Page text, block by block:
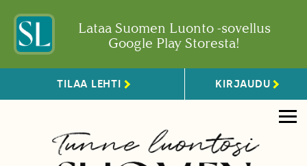
Lataa Suomen Luonto -sovellus
Google Play Storesta!
TILAA LEHTI KIRJAUDU